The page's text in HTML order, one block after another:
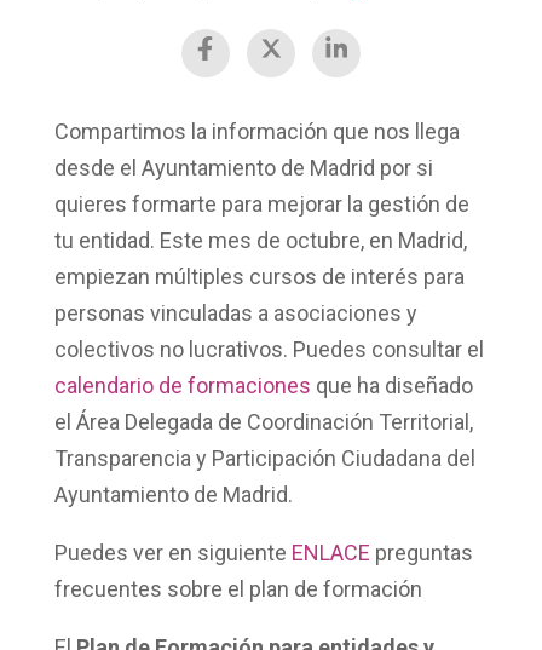
Compartimos la información que nos llega
desde el Ayuntamiento de Madrid por si
quieres formarte para mejorar la gestión de
tu entidad. Este mes de octubre, en Madrid,
empiezan múltiples cursos de interés para
personas vinculadas a asociaciones y
colectivos no lucrativos. Puedes consultar el
calendario de formaciones que ha diseñado
el Área Delegada de Coordinación Territorial,
Transparencia y Participación Ciudadana del
Ayuntamiento de Madrid.
Puedes ver en siguiente ENLACE preguntas
frecuentes sobre el plan de formación